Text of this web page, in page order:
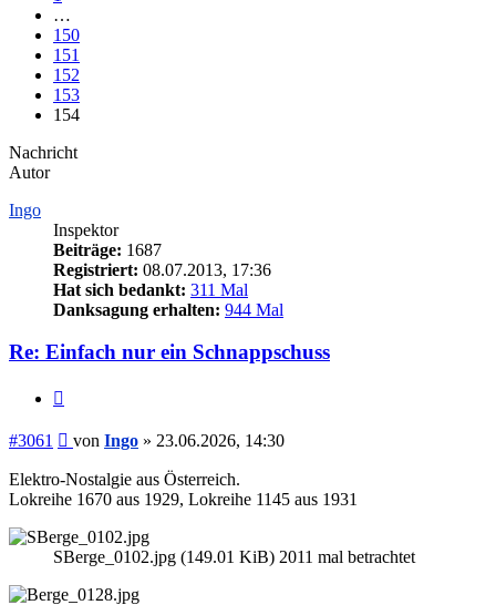
…
150
151
152
153
154
Nachricht
Autor
Ingo
Inspektor
Beiträge: 1687
Registriert: 08.07.2013, 17:36
Hat sich bedankt: 311 Mal
Danksagung erhalten: 944 Mal
Re: Einfach nur ein Schnappschuss
#3061 Beitrag
von Ingo » 23.06.2026, 14:30
Elektro-Nostalgie aus Österreich.
Lokreihe 1670 aus 1929, Lokreihe 1145 aus 1931
SBerge_0102.jpg (149.01 KiB) 2011 mal betrachtet